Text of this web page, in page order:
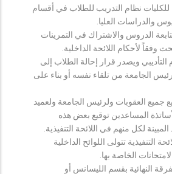
للكليات نظام التدريب للطلاب في أقسام
والدراسات العليا.
الدروس والاشتراك في التمرينات
وفقاً لأحكام اللائحة الداخلية.
ويصدر قرار إحالة الطلاب إلى
الجامعة من تلقاء نفسه أو بناء على
جميع العقوبات ولرئيس الجامعة ولعميد
المساعدين توقيع بعض هذه
لكل منهم في اللائحة التنفيذية.
التنفيذية تتولى اللوائح الداخلية
الخاصة بها.
النهائية بقسم الليسانس أو